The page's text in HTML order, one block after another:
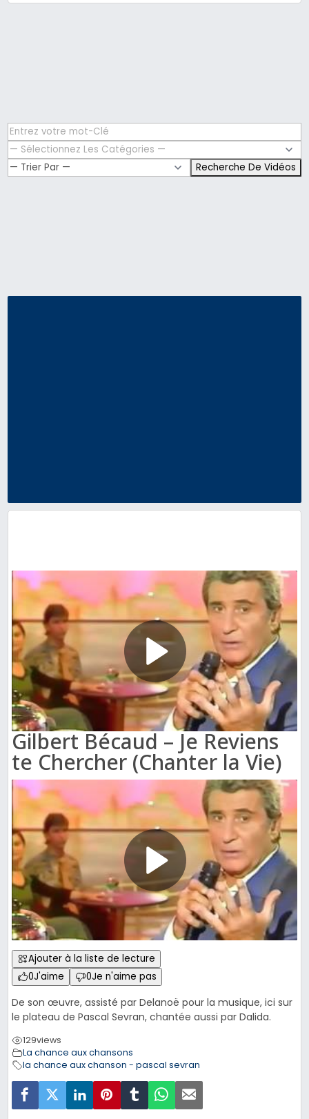
Gilbert Bécaud – Je Reviens
te Chercher (Chanter la Vie)
Ajouter à la liste de lecture
0J'aime 0Je n'aime pas
De son œuvre, assisté par Delanoë pour la musique, ici sur
le plateau de Pascal Sevran, chantée aussi par Dalida.
129views
La chance aux chansons
la chance aux chanson - pascal sevran